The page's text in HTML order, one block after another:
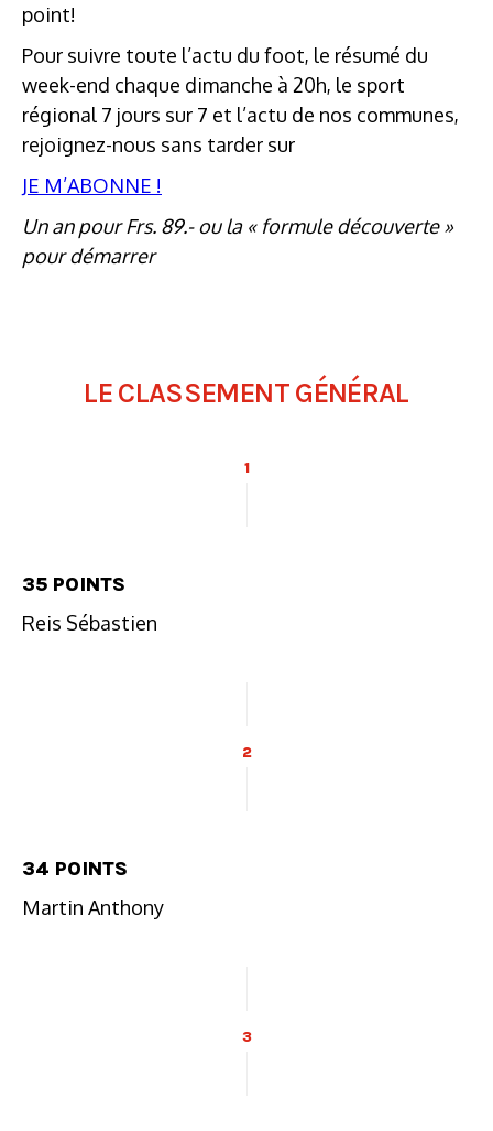
point!
Pour suivre toute l’actu du foot, le résumé du
week-end chaque dimanche à 20h, le sport
régional 7 jours sur 7 et l’actu de nos communes,
rejoignez-nous sans tarder sur
JE M’ABONNE !
Un an pour Frs. 89.- ou la « formule découverte »
pour démarrer
LE CLASSEMENT GÉNÉRAL
1
35 POINTS
Reis Sébastien
2
34 POINTS
Martin Anthony
3